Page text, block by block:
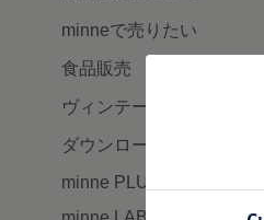
minneで売りたい
食品販売
ヴィンテージ販売
ダウンロード販売
minne PLUS